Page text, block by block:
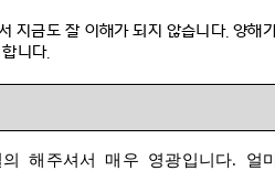
지금도 잘 이해가 되지 않습니다.양해
니다.
해주셔서 매우 영광입니다. 얼